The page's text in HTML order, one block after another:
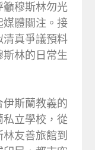
籲穆斯林勿光
媒體關注。接
清真爭議預料
林的日常生
斯蘭教義的
立學校，從
友善旅館到